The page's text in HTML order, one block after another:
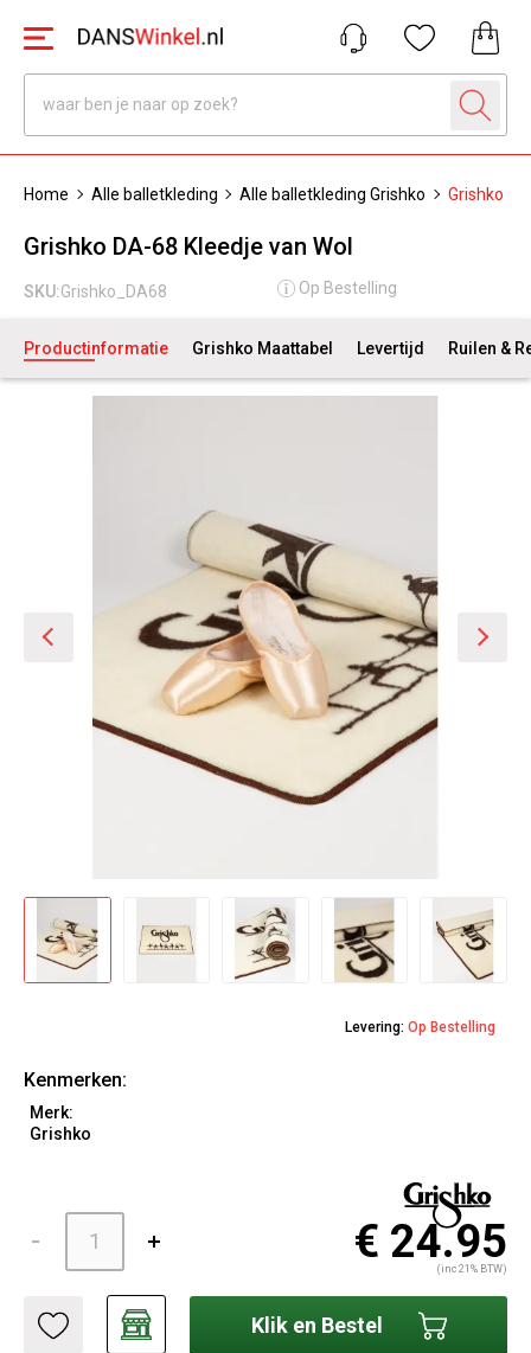
Home Alle balletkleding Alle balletkleding Grishko Grishko
Grishko DA-68 Kleedje van Wol
SKU:Grishko_DA68 Op Bestelling
Productinformatie Grishko Maattabel Levertijd Ruilen &
Levering: Op Bestelling
Kenmerken:
Merk:
Grishko
€ 24.95
(inc 21% BTW)
Klik en Bestel